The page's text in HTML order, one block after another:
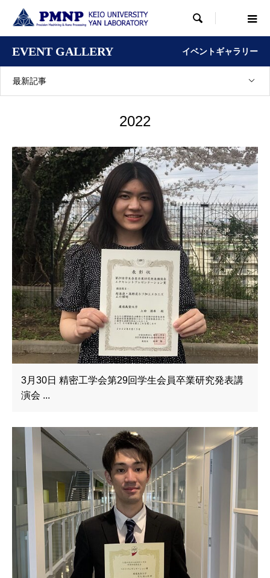

EVENT GALLERY イベントギャラリー
最新記事
2022
3月30日 精密工学会第29回学生会員卒業研究発表講
演会 ...